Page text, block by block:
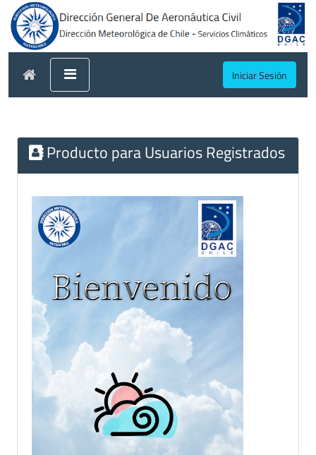
Iniciar Sesión
Producto para Usuarios Registrados